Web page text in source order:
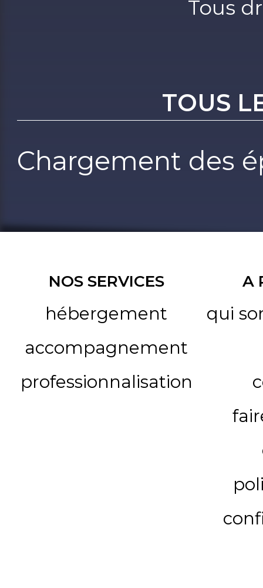
Tous
TOUS
Chargement des
NOS SERVICES
hébergement
accompagnement
professionnalisation
A
qui